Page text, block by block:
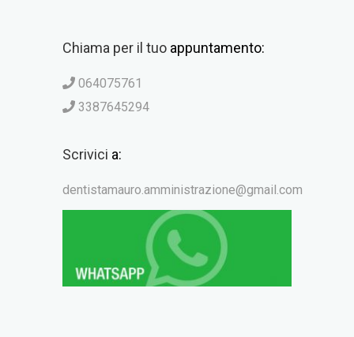
Chiama per il tuo appuntamento:
064075761
3387645294
Scrivici a:
dentistamauro.amministrazione@gmail.com